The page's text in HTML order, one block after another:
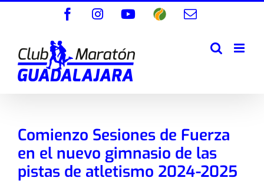
FacebookInstagramYouTube
WikilocCorreo
Comienzo Sesiones de Fuerza
en el nuevo gimnasio de las
pistas de atletismo 2024-2025